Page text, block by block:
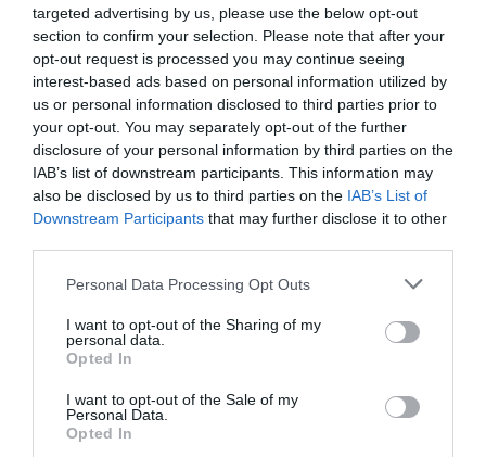
targeted advertising by us, please use the below opt-out
section to confirm your selection. Please note that after your
opt-out request is processed you may continue seeing
interest-based ads based on personal information utilized by
us or personal information disclosed to third parties prior to
your opt-out. You may separately opt-out of the further
disclosure of your personal information by third parties on the
IAB’s list of downstream participants. This information may
also be disclosed by us to third parties on the IAB’s List of
Downstream Participants that may further disclose it to other
Please note that this website/app uses one or more Google
not limited to your visit or usage behaviour. You may click to
grant or deny consent to Google and its third-party tags to
use your data for below specified purposes in below Google
consent section.
Personal Data Processing Opt Outs
I want to opt-out of the Sharing of my
personal data.
Opted In
I want to opt-out of the Sale of my
Personal Data.
Opted In
Στον όγδοο αγνοούμενο Γερμανό τουρίστα ανήκει η σορός
που βρέθηκε στη Σύμη
Φωτιά στα Αϊβαλιώτικα του Βόλου
Λόττο: Τα αποτελέσματα της κλήρωσης της Τετάρτης
ΟΛΕΣ ΟΙ ΕΙΔΗΣΕΙΣ →
διαβάστε ακόμη